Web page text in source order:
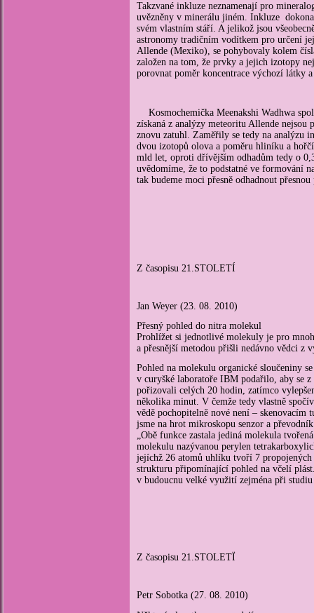
Takzvané inkluze neznamenají pro
uvězněny v minerálu jiném. Inkluze
svém vlastním stáří. A jelikož jsou
astronomy tradičním vodítkem pro určení
Allende (Mexiko), se pohybovaly kolem
založen na tom, že prvky a jejich izotopy
porovnat poměr koncentrace výchozí látky
Kosmochemička Meenakshi Wadhwa
získaná z analýzy meteoritu Allende
znovu zatuhl. Zaměřily se tedy na analýzu
dvou izotopů olova a poměru hliníku a
mld let, oproti dřívějším odhadům tedy o
uvědomíme, že to podstatné ve formování
tak budeme moci přesně odhadnout
Z časopisu 21.STOLETÍ
Jan Weyer (23. 08. 2010)
Přesný pohled do nitra molekul
Prohlížet si jednotlivé molekuly je pro
a přesnější metodou přišli nedávno vědci z
Pohled na molekulu organické sloučeniny
v curyšké laboratoře IBM podařilo, aby se
pořizovali celých 20 hodin, zatímco
několika minut. V čemže tedy vlastně
vědě pochopitelně nové není –
jsme na hrot mikroskopu senzor a
„Obě funkce zastala jediná molekula
molekulu nazývanou perylen
jejíchž 26 atomů uhlíku tvoří 7 propojených
strukturu připomínající pohled na včelí
v budoucnu velké využití zejména při
Z časopisu 21.STOLETÏ
Petr Sobotka (27. 08. 2010)